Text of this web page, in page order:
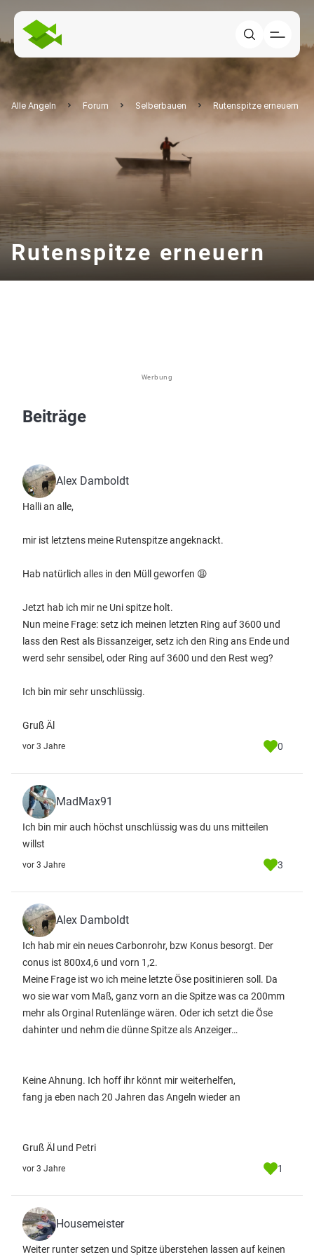
Alle Angeln Forum Selberbauen Rutenspitze erneuern
Rutenspitze erneuern
Werbung
Beiträge
Alex Damboldt
Halli an alle,
mir ist letztens meine Rutenspitze angeknackt.
Hab natürlich alles in den Müll geworfen 😩
Jetzt hab ich mir ne Uni spitze holt.
Nun meine Frage: setz ich meinen letzten Ring auf 3600 und
lass den Rest als Bissanzeiger, setz ich den Ring ans Ende und
werd sehr sensibel, oder Ring auf 3600 und den Rest weg?
Ich bin mir sehr unschlüssig.
Gruß Äl
vor 3 Jahre 0
MadMax91
Ich bin mir auch höchst unschlüssig was du uns mitteilen
willst
vor 3 Jahre 3
Alex Damboldt
Ich hab mir ein neues Carbonrohr, bzw Konus besorgt. Der
conus ist 800x4,6 und vorn 1,2.
Meine Frage ist wo ich meine letzte Öse positinieren soll. Da
wo sie war vom Maß, ganz vorn an die Spitze was ca 200mm
mehr als Orginal Rutenlänge wären. Oder ich setzt die Öse
dahinter und nehm die dünne Spitze als Anzeiger…
Keine Ahnung. Ich hoff ihr könnt mir weiterhelfen,
fang ja eben nach 20 Jahren das Angeln wieder an
Gruß Äl und Petri
vor 3 Jahre 1
Housemeister
Weiter runter setzen und Spitze überstehen lassen auf keinen